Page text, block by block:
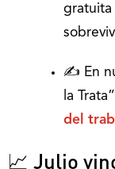
gratuita
✍️ En
la
del
📈 Julio